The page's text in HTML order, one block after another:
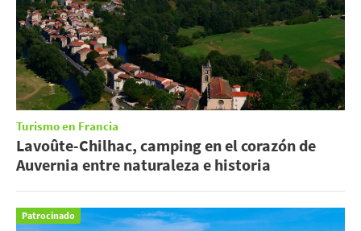
Turismo en Francia
Lavoûte-Chilhac, camping en el corazón de
Auvernia entre naturaleza e historia
Patrocinado